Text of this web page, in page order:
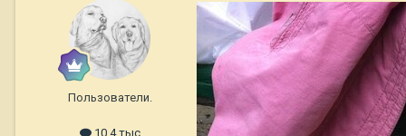
Пользователи.
10,4 тыс